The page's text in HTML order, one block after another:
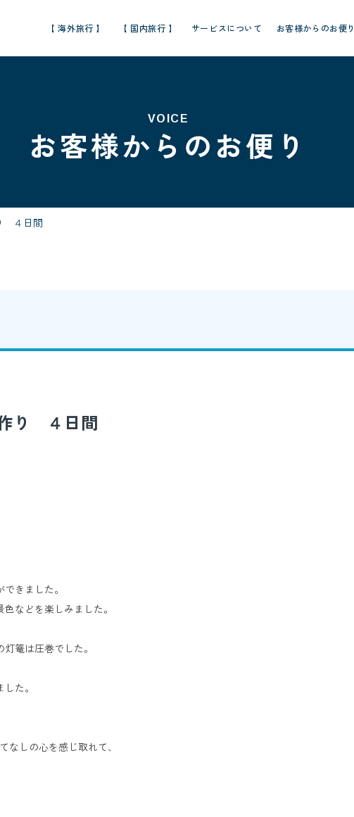
【 海外旅行 】 【 国内旅行 】 サービスについて お客様からのお便り
VOICE
お客様からのお便り
４日間
り ４日間
きました。
などを楽しみました。
篭は圧巻でした。
た。
なしの心を感じ取れて、